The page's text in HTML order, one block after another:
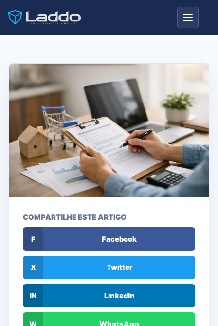
COMPARTILHE ESTE ARTIGO
F Facebook
X Twitter
IN LinkedIn
W WhatsApp